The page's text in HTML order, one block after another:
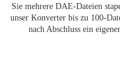
Sie mehrere DAE-Dateien
unser Konverter bis zu 100-
nach Abschluss ein